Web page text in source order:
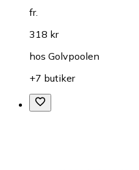
fr.
318 kr
hos Golvpoolen
+7 butiker